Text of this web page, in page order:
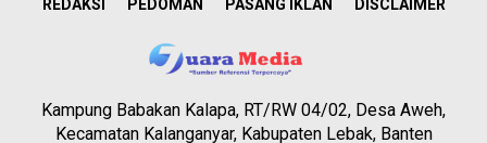
REDAKSI PEDOMAN PASANG IKLAN DISCLAIMER
Kampung Babakan Kalapa, RT/RW 04/02, Desa Aweh,
Kecamatan Kalanganyar, Kabupaten Lebak, Banten